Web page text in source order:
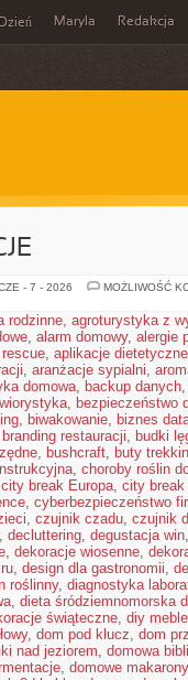
Dzień Maryla Redakcja
- 7 - 2026
MOŻLIWOŚĆ
rodzinne, agroturystyka z
, alarm domowy, alergie
, aplikacje dietetyczne
, aranżacje sypialni,
domowa, backup danych
, bezpieczeństwo
, biwakowanie, biznes
branding restauracji, budki
, bushcraft, buty
, choroby roślin
city break Europa, city
, cyberbezpieczeństwo
, czujnik czadu, czujnik
, decluttering, degustacja win
, dekoracje wiosenne,
, design dla gastronomii,
roślinny, diagnostyka
, dieta śródziemnomorska
świąteczne, diy
, dom pod klucz, dom
nad jeziorem, domowa
, domowe makarony